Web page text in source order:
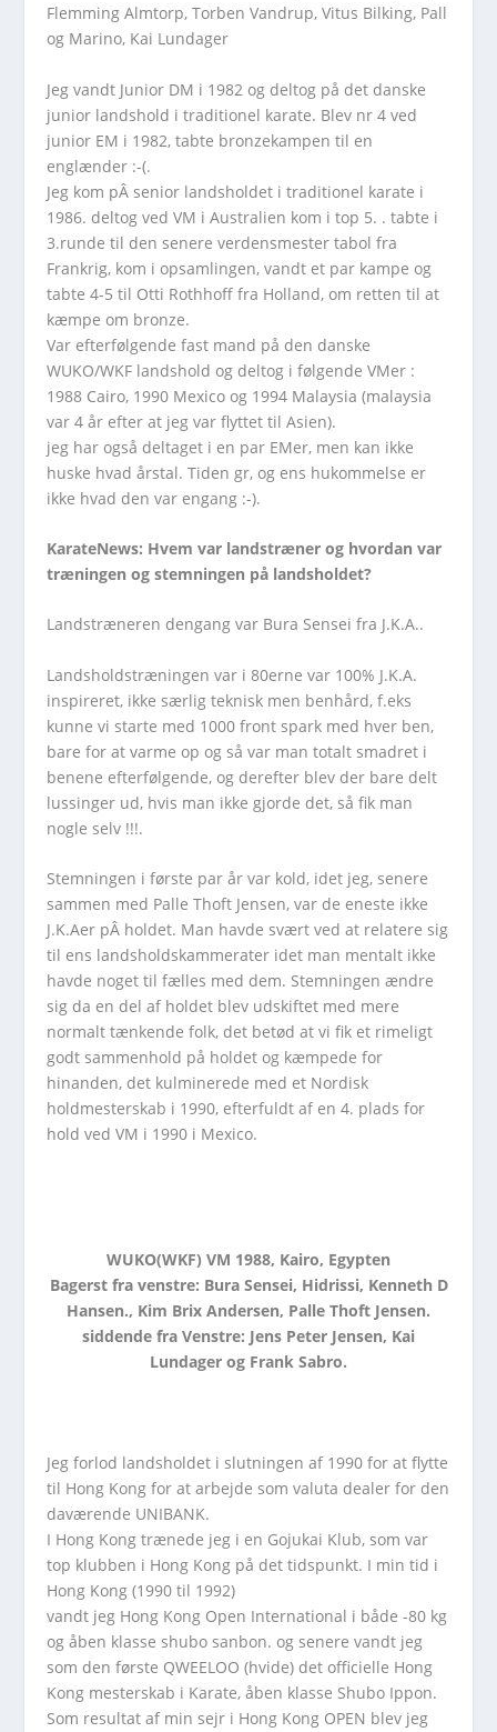
Flemming Almtorp, Torben Vandrup, Vitus Bilking, Pall
og Marino, Kai Lundager
Jeg vandt Junior DM i 1982 og deltog på det danske
junior landshold i traditionel karate. Blev nr 4 ved
junior EM i 1982, tabte bronzekampen til en
englænder :-(.
Jeg kom pÂ senior landsholdet i traditionel karate i
1986. deltog ved VM i Australien kom i top 5. . tabte i
3.runde til den senere verdensmester tabol fra
Frankrig, kom i opsamlingen, vandt et par kampe og
tabte 4-5 til Otti Rothhoff fra Holland, om retten til at
kæmpe om bronze.
Var efterfølgende fast mand på den danske
WUKO/WKF landshold og deltog i følgende VMer :
1988 Cairo, 1990 Mexico og 1994 Malaysia (malaysia
var 4 år efter at jeg var flyttet til Asien).
jeg har også deltaget i en par EMer, men kan ikke
huske hvad årstal. Tiden gr, og ens hukommelse er
ikke hvad den var engang :-).
KarateNews: Hvem var landstræner og hvordan var
træningen og stemningen på landsholdet?
Landstræneren dengang var Bura Sensei fra J.K.A..
Landsholdstræningen var i 80erne var 100% J.K.A.
inspireret, ikke særlig teknisk men benhård, f.eks
kunne vi starte med 1000 front spark med hver ben,
bare for at varme op og så var man totalt smadret i
benene efterfølgende, og derefter blev der bare delt
lussinger ud, hvis man ikke gjorde det, så fik man
nogle selv !!!.
Stemningen i første par år var kold, idet jeg, senere
sammen med Palle Thoft Jensen, var de eneste ikke
J.K.Aer pÂ holdet. Man havde svært ved at relatere sig
til ens landsholdskammerater idet man mentalt ikke
havde noget til fælles med dem. Stemningen ændre
sig da en del af holdet blev udskiftet med mere
normalt tænkende folk, det betød at vi fik et rimeligt
godt sammenhold på holdet og kæmpede for
hinanden, det kulminerede med et Nordisk
holdmesterskab i 1990, efterfuldt af en 4. plads for
hold ved VM i 1990 i Mexico.
WUKO(WKF) VM 1988, Kairo, Egypten
Bagerst fra venstre: Bura Sensei, Hidrissi, Kenneth D
Hansen., Kim Brix Andersen, Palle Thoft Jensen.
siddende fra Venstre: Jens Peter Jensen, Kai
Lundager og Frank Sabro.
Jeg forlod landsholdet i slutningen af 1990 for at flytte
til Hong Kong for at arbejde som valuta dealer for den
daværende UNIBANK.
I Hong Kong trænede jeg i en Gojukai Klub, som var
top klubben i Hong Kong på det tidspunkt. I min tid i
Hong Kong (1990 til 1992)
vandt jeg Hong Kong Open International i både -80 kg
og åben klasse shubo sanbon. og senere vandt jeg
som den første QWEELOO (hvide) det officielle Hong
Kong mesterskab i Karate, åben klasse Shubo Ippon.
Som resultat af min sejr i Hong Kong OPEN blev jeg